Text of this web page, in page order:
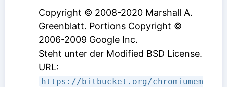
Copyright © 2008-2020 Marshall A.
Greenblatt. Portions Copyright ©
2006-2009 Google Inc.
Steht unter der Modified BSD License.
URL:
https://bitbucket.org/chromiumem